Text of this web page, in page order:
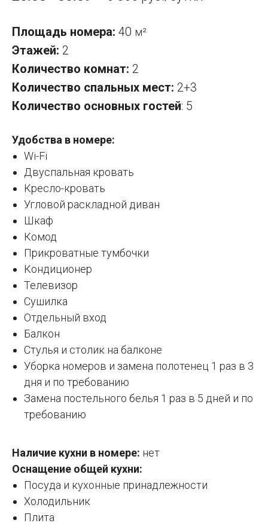
Площадь номера: 40 м²
Этажей: 2
Количество комнат: 2
Количество спальных мест: 2+3
Количество основных гостей: 5
Удобства в номере:
Wi-Fi
Двуспальная кровать
Кресло-кровать
Угловой раскладной диван
Шкаф
Комод
Прикроватные тумбочки
Кондиционер
Телевизор
Сушилка
Отдельный вход
Балкон
Стулья и столик на балконе
Уборка номеров и замена полотенец 1 раз в 3
дня и по требованию
Замена постельного белья 1 раз в 5 дней и по
требованию
Наличие кухни в номере: нет
Оснащение общей кухни:
Посуда и кухонные принадлежности
Холодильник
Плита